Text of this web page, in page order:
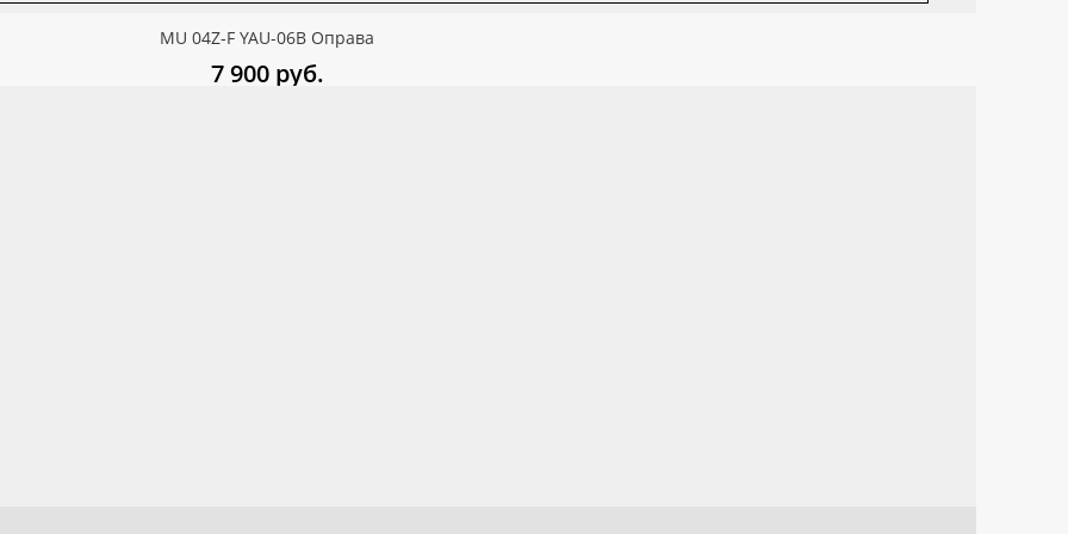
ПРИВЕЗТИ ПОД ЗАКАЗ
MU 04Z-F YAU-06B Оправа
7 900 руб.